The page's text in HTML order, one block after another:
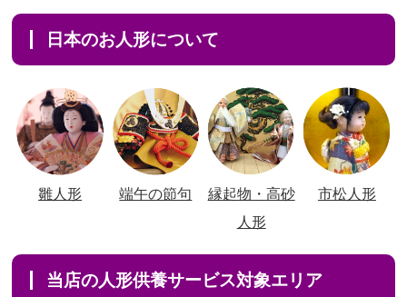
日本のお人形について
雛人形 端午の節句
縁起物・高砂
人形
市松人形
当店の人形供養サービス対象エリア